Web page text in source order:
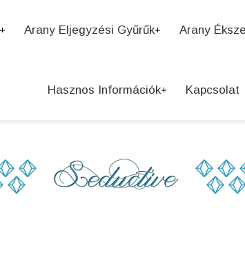
Arany Eljegyzési Gyűrűk Arany
Hasznos Információk Kapcsolat